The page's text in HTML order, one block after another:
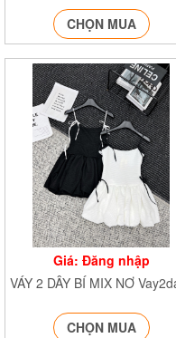
CHỌN MUA
Giá: Đăng nhập
CHỌN MUA